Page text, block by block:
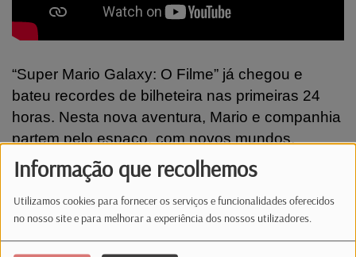
Informação que recolhemos
Utilizamos cookies para fornecer os serviços e funcionalidades oferecidos
no nosso site e para melhorar a experiência dos nossos utilizadores.
“Super Mario Galaxy: O Filme” já chegou e
bateu recordes de bilheteira nas primeiras 24
horas. Nesta nova aventura, Mario e companhia
partem pelo espaço, com novos mundos,
desafios e a misteriosa Rosalina. Uma viagem
cheia de ação, humor e nostalgia, perfeita para
toda a família.
Outras sugestões: “The Drama” e “Super